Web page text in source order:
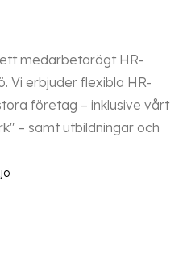
medarbetarägt HR-
Vi erbjuder flexibla HR-
företag – inklusive vårt
– samt utbildningar och